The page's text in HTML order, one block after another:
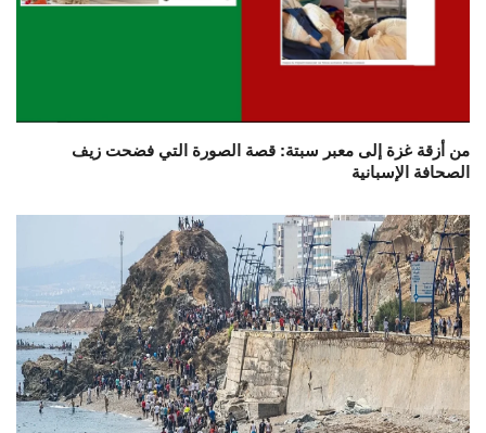
من أزقة غزة إلى معبر سبتة: قصة الصورة التي فضحت زيف
الصحافة الإسبانية